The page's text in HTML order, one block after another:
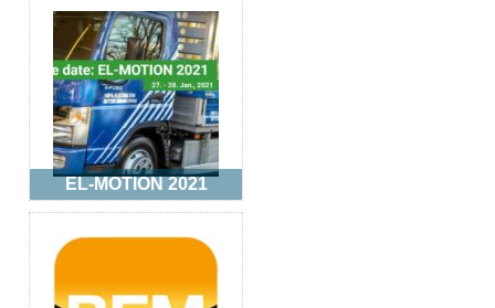
EL-MOTION 2021